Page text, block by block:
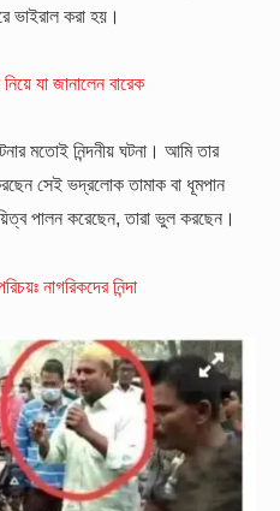
ভাইরাল করা হয়।
যা জানালেন বারেক
মতোই নিন্দনীয় ঘটনা। আমি তার
সেই ভদ্রলোক তামাক বা ধূমপান
পালন করেছেন, তারা ভুল করছেন।
নাগরিকদের নিন্দা